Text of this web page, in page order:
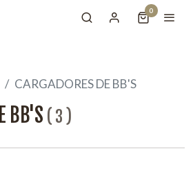
0
CARGADORES DE BB'S
BB'S ( 3 )